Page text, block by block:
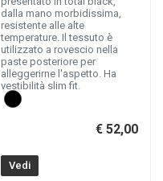
dalla mano morbidissima,
resistente alle alte
temperature. Il tessuto è
utilizzato a rovescio nella
paste posteriore per
alleggerirne l'aspetto. Ha
vestibilità slim fit.
€ 52,00
Vedi